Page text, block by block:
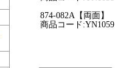
874-082A【両面】
商品コード:YN1059